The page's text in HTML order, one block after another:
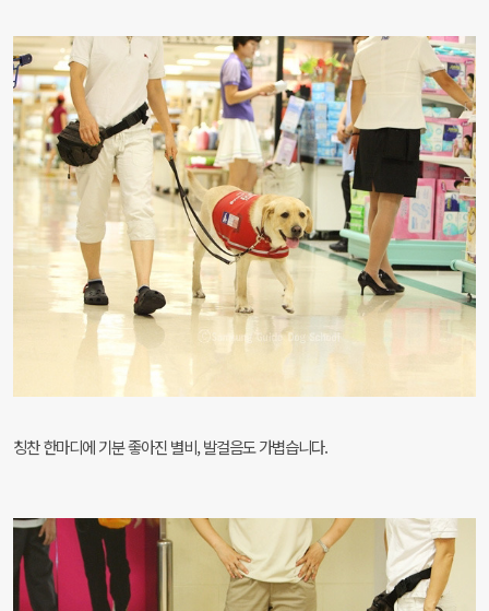
칭찬 한마디에 기분 좋아진 별비, 발걸음도 가볍습니다.